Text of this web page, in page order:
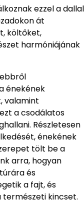
ezzel a dallal
át
költőket,
harmóniájának
énekének
valamint
a csodálatos
Részletesen
énekének
tölt be a
arra, hogyan
és
a fajt, és
kincset.